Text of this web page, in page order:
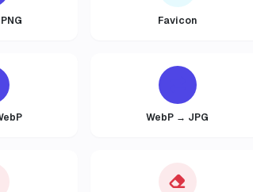
Favicon
WebP → JPG